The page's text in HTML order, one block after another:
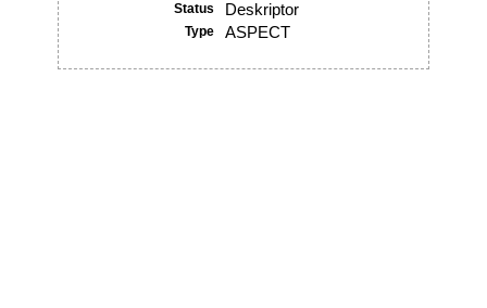
Status Deskriptor
Type ASPECT